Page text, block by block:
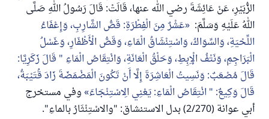
الزُّبَيْرِ، عَنْ عَائِشَةَ رضي الله عنها، قَالَتْ: قَالَ رَسُولُ اللهِ صَلَّى
اللهُ عَلَيْهِ وَسَلَّمَ: عَشْرٌ مِنَ الْفِطْرَةِ: قَصُّ الشَّارِبِ، وَإِعْفَاءُ
اللِّحْيَةِ، وَالسِّوَاكُ، وَاسْتِنْشَاقُ الْمَاءِ، وَقَصُّ الْأَظْفَارِ، وَغَسْلُ
الْبَرَاجِمِ، وَنَتْفُ الْإِبِطِ، وَحَلْقُ الْعَانَةِ، وَانْتِقَاصُ الْمَاءِ " قَالَ زَكَرِيَّا:
قَالَ مُصْعَبٌ: وَنَسِيتُ الْعَاشِرَةَ إِلَّا أَنْ تَكُونَ الْمَضْمَضَةَ زَادَ قُتَيْبَةُ،
قَالَ وَكِيعٌ: " انْتِقَاصُ الْمَاءِ: يَعْنِي الِاسْتِنْجَاءَ وفي مستخرج
أبي عوانة (2/270) بدل الاستنشاق: "والاسْتِنْثَارُ بالماءِ".